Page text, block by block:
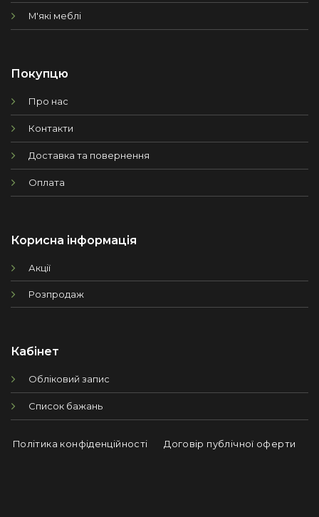
М'які меблі
Покупцю
Про нас
Контакти
Доставка та повернення
Оплата
Корисна інформація
Акції
Розпродаж
Кабінет
Обліковий запис
Список бажань
Політика конфіденційності Договір публічної оферти